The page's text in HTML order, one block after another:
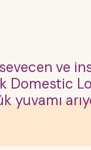
ve
Domestic
yuvamı